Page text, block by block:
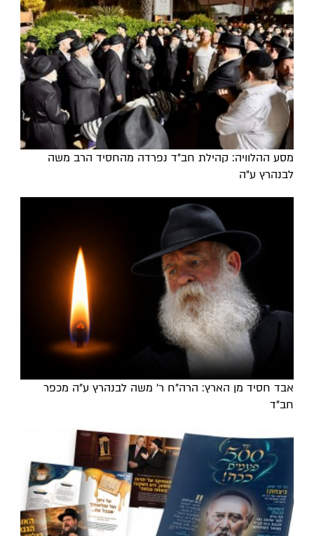
מסע ההלוויה: קהילת חב"ד נפרדה מהחסיד הרב משה
לבנהרץ ע"ה
אבד חסיד מן הארץ: הרה"ח ר' משה לבנהרץ ע"ה מכפר
חב"ד